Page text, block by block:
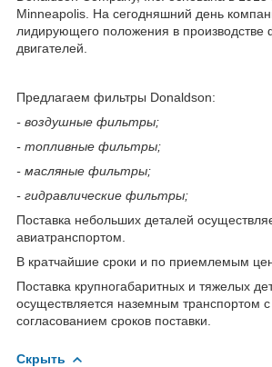
Minneapolis. На сегодняшний день
лидирующего положения в производстве
двигателей.
Предлагаем фильтры Donaldson:
- воздушные фильтры;
- топливные фильтры;
- масляные фильтры;
- гидравлические фильтры;
Поставка небольших деталей
авиатранспортом.
В кратчайшие сроки и по приемлемым
Поставка крупногабаритных и тяжелых
осуществляется наземным транспортом
согласованием сроков поставки.
Скрыть